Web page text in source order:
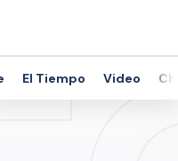
El Tiempo Video